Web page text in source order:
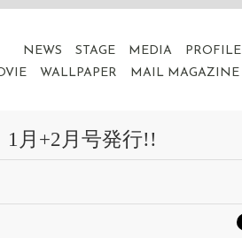
NEWS STAGE MEDIA PROFILE
WALLPAPER MAIL MAGAZINE
月+2月号発行!!